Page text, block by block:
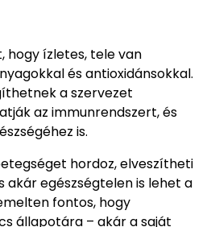
hogy ízletes, tele van
és antioxidánsokkal.
a szervezet
az immunrendszert, és
is.
hordoz, elveszítheti
egészségtelen is lehet a
fontos, hogy
állapotára – akár a saját